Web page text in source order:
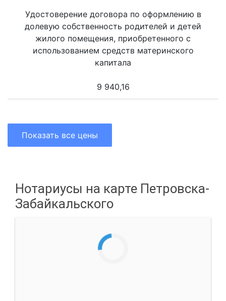
Удостоверение договора по оформлению в
долевую собственность родителей и детей
жилого помещения, приобретенного с
использованием средств материнского
капитала
9 940,16
Показать все цены
Нотариусы на карте Петровска-
Забайкальского